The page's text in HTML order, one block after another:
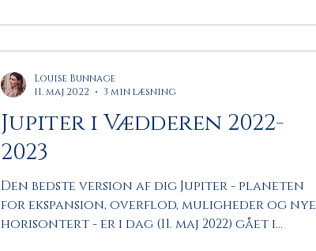
Jupiter i Vædderen 2022-
2023
Den bedste version af dig Jupiter - planeten
for ekspansion, overflod, muligheder og nye
horisontert - er i dag (11. maj 2022) gået i...
Louise Bunnage
11. maj 2022
3 min læsning